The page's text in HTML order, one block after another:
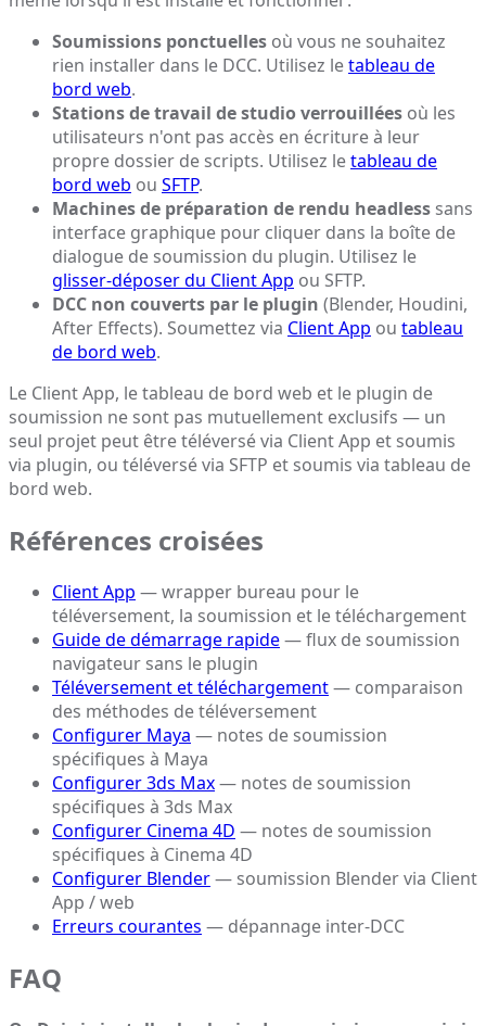
Soumissions ponctuelles où vous ne souhaitez
rien installer dans le DCC. Utilisez letableau de
bord web.
Stations de travail de studio verrouillées où les
utilisateurs n'ont pas accès en écriture à leur
propre dossier de scripts. Utilisez letableau de
bord web ou SFTP.
Machines de préparation de rendu headless sans
interface graphique pour cliquer dans la boîte de
dialogue de soumission du plugin. Utilisez le
glisser-déposer du Client App ou SFTP.
DCC non couverts par le plugin (Blender, Houdini,
After Effects). Soumettez via Client App ou tableau
de bord web.
Le Client App, le tableau de bord web et le plugin de
soumission ne sont pas mutuellement exclusifs — un
seul projet peut être téléversé via Client App et soumis
via plugin, ou téléversé via SFTP et soumis via tableau de
bord web.
Références croisées
Client App — wrapper bureau pour le
téléversement, la soumission et le téléchargement
Guide de démarrage rapide— flux de soumission
navigateur sans le plugin
Téléversement et téléchargement— comparaison
des méthodes de téléversement
Configurer Maya — notes de soumission
spécifiques à Maya
Configurer 3ds Max— notes de soumission
spécifiques à 3ds Max
Configurer Cinema 4D — notes de soumission
spécifiques à Cinema 4D
Configurer Blender— soumission Blender via Client
App / web
Erreurs courantes — dépannage inter-DCC
FAQ